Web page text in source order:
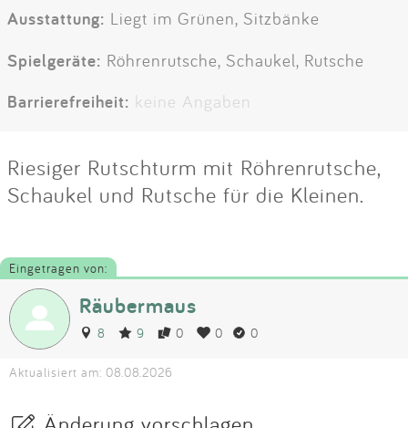
Ausstattung: Liegt im Grünen, Sitzbänke
Spielgeräte: Röhrenrutsche, Schaukel, Rutsche
Barrierefreiheit: keine Angaben
Riesiger Rutschturm mit Röhrenrutsche,
Schaukel und Rutsche für die Kleinen.
Eingetragen von:
Räubermaus
8 9 0 0 0
Aktualisiert am: 08.08.2026